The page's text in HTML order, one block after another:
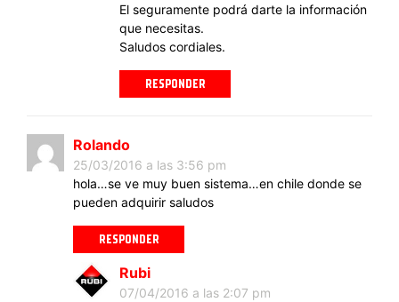
El seguramente podrá darte la información
que necesitas.
Saludos cordiales.
RESPONDER
Rolando
25/03/2016 a las 3:56 pm
hola…se ve muy buen sistema…en chile donde se
pueden adquirir saludos
RESPONDER
Rubi
07/04/2016 a las 2:07 pm